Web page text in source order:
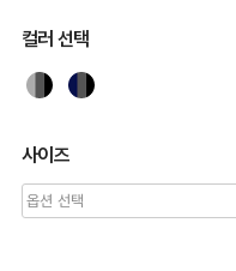
컬러 선택
사이즈